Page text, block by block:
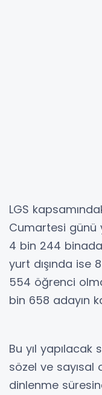
LGS
Cumartesi günü
4 bin 244
yurt dışında ise
554 öğrenci
bin 658 adayın
Bu yıl yapılacak
sözel ve sayısal
dinlenme